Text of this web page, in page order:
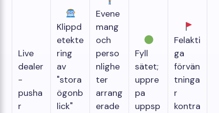
Live
dealer
-
pusha
r
Klippd
etekte
ring
av
"stora
ögonb
lick"
Evene
mang
och
perso
nlighe
ter
arrang
erade
Fyll
sätet;
uppre
pa
uppsp
Felakti
ga
förvän
tninga
r
kontra